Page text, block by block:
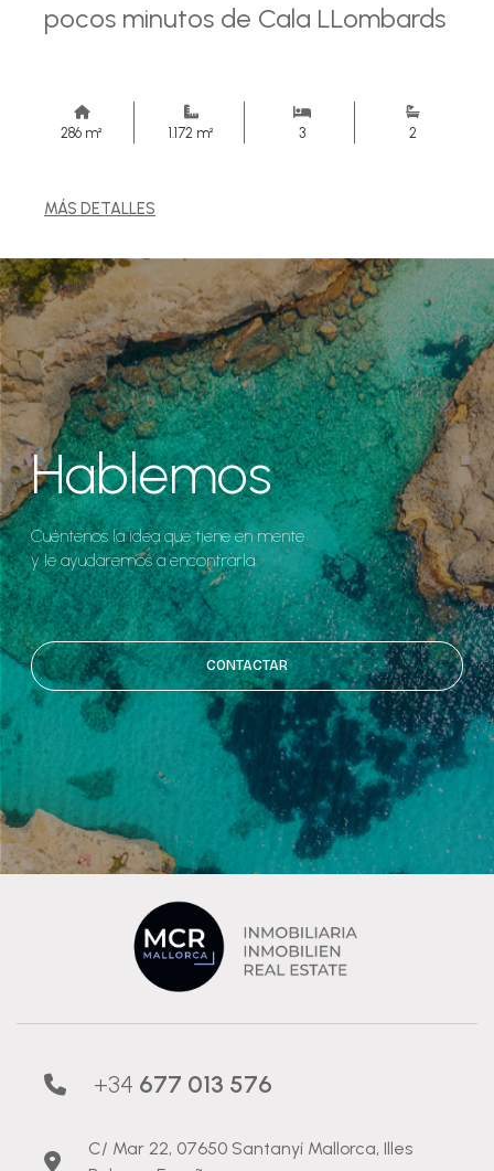
pocos minutos de Cala LLombards
286 m² 1.172 m² 3 2
MÁS DETALLES
Hablemos
Cuéntenos la idea que tiene en mente
y le ayudaremos a encontrarla.
CONTACTAR
+34 677 013 576
C/ Mar 22, 07650 Santanyí Mallorca, Illes